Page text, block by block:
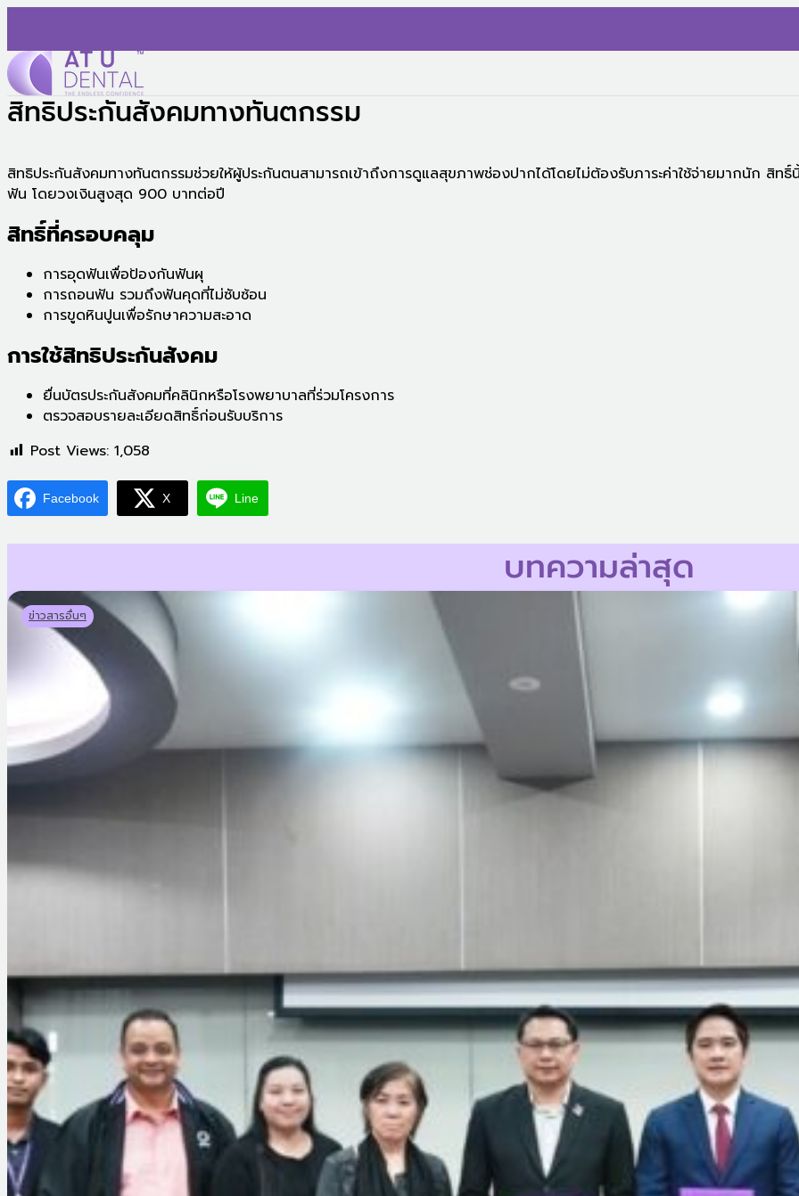
content
AT U Dental Co.Ltd
สร้างประสบการณ์ใหม่ ไปกับรถทันตกรรม พร้อมแนะนำแนวทางรักษาสุขภาพฟันที่ดี
สิทธิประกันสังคมทางทันตกรรม
สิทธิประกันสังคมทางทันตกรรมช่วยให้ผู้ประกันตนสามารถเข้าถึงการดูแลสุขภาพช่องปากได้โดยไม่ต้องรับภาระค่าใช้จ่ายมากนัก
ฟัน โดยวงเงินสูงสุด 900 บาทต่อปี
สิทธิ์ที่ครอบคลุม
การอุดฟันเพื่อป้องกันฟันผุ
การถอนฟัน รวมถึงฟันคุดที่ไม่ซับซ้อน
การขูดหินปูนเพื่อรักษาความสะอาด
การใช้สิทธิประกันสังคม
ยื่นบัตรประกันสังคมที่คลินิกหรือโรงพยาบาลที่ร่วมโครงการ
ตรวจสอบรายละเอียดสิทธิ์ก่อนรับบริการ
Post Views: 1,058
Facebook X Line
บทความล่าสุด
ข่าวสารอื่นๆ